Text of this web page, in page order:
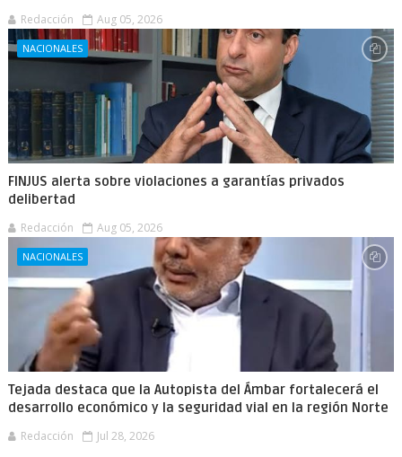
Redacción Aug 05, 2026
NACIONALES
FINJUS alerta sobre violaciones a garantías privados
delibertad
Redacción Aug 05, 2026
NACIONALES
Tejada destaca que la Autopista del Ámbar fortalecerá el
desarrollo económico y la seguridad vial en la región Norte
Redacción Jul 28, 2026